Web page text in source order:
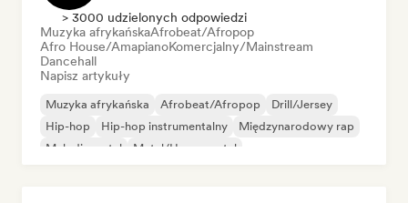
> 3000 udzielonych odpowiedzi
Muzyka afrykańskaAfrobeat/Afropop
Afro House/AmapianoKomercjalny/Mainstream
Dancehall
Napisz artykuły
Muzyka afrykańska Afrobeat/Afropop
Drill/Jersey
Hip-hop
Hip-hop instrumentalny
Międzynarodowy rap
Melodic metal
Metal/Heavy metal